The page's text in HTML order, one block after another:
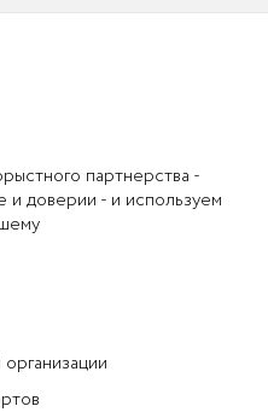
партнерства -
и доверии - и используем